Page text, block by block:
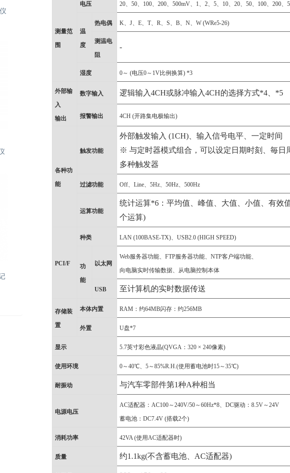
测量范
围
电压 20、50、100、200、500mV、1、2、5、10、20、50、100、200、
温
度
热电偶 K、J、E、T、R、S、B、N、W (WRe5-26)
测温电
阻
-
湿度 0～ (电压0～1V比例换算) *3
外部输
入
输出
数字输入 逻辑输入4CH或脉冲输入4CH的选择方式*4、*5
报警输出 4CH (开路集电极输出)
各种功
能
触发功能
外部触发输入 (1CH)、输入信号电平、一定时间
※ 与定时器模式组合，可以设定日期时刻、毎日
多种触发器
过滤功能 Off、Line、5Hz、50Hz、500Hz
运算功能
统计运算*6：平均值、峰值、大值、小值、有效
个运算)
PCI/F
种类 LAN (100BASE-TX)、USB2.0 (HIGH SPEED)
功
能
以太网
Web服务器功能、FTP服务器功能、NTP客户端功能、
向电脑实时传输数据、从电脑控制本体
USB 至计算机的实时数据传送
存储装
置
本体内置 RAM：约64MB闪存：约256MB
外置 U盘*7
显示 5.7英寸彩色液晶(QVGA：320 × 240像素)
使用环境 0～40℃、5～85%R.H.(使用蓄电池时15～35℃)
耐振动 与汽车零部件第1种A种相当
电源电压
AC适配器：AC100～240V/50～60Hz*8、DC驱动：8.5V～24V
蓄电池：DC7.4V (搭载2个)
消耗功率 42VA (使用AC适配器时)
质量 约1.1kg(不含蓄电池、AC适配器)